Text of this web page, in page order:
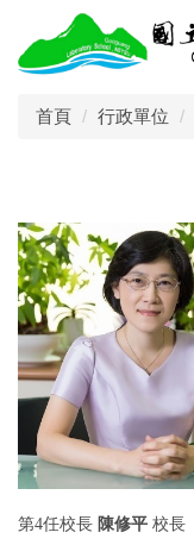
到
主
首頁 行政單位
第4任校長 陳修平 校長